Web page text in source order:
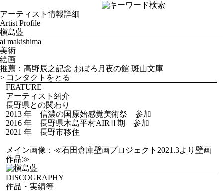
アーティスト情報詳細
Artist Profile
槇島藍
ai makishima
美術
絵画
推薦：高野辰之記念 おぼろ月夜の館 斑山文庫
> コンタクトをとる
FEATURE
アーティスト紹介
長野県との関わり
2013 年 信濃の国原始感覚美術祭 参加
2016 年 長野県木島平村AIRⅡ期 参加
2021 年 長野市移住
メイン画像：≪石田倉庫壁画プロジェクト2021.3より壁画
作品≫
DISCOGRAPHY
作品・実績等